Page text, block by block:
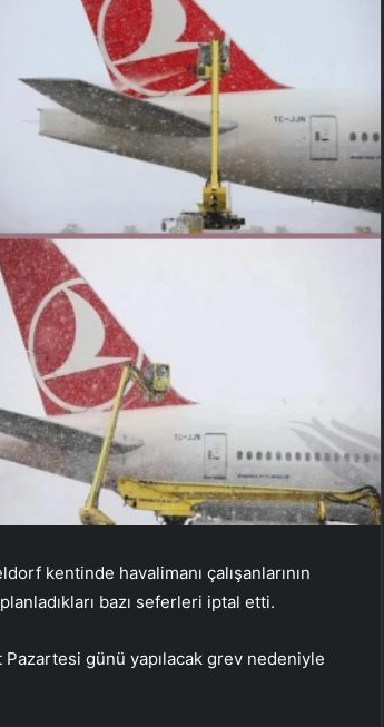
kentinde havalimanı çalışanlarının
bazı seferleri iptal etti.
Pazartesi günü yapılacak grev nedeniyle